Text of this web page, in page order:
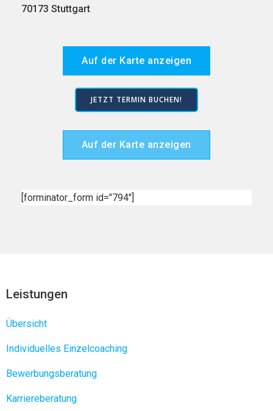
70173 Stuttgart
Auf der Karte anzeigen
JETZT TERMIN BUCHEN!
Auf der Karte anzeigen
[forminator_form id="794"]
Leistungen
Übersicht
Individuelles Einzelcoaching
Bewerbungsberatung
Karriereberatung